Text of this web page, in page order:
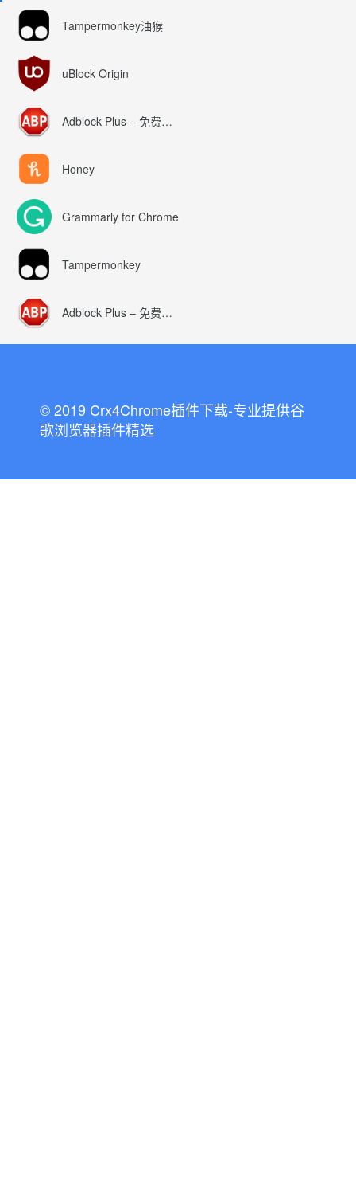
Tampermonkey油猴
uBlock Origin
Adblock Plus – 免费的广告拦截器
Honey
Grammarly for Chrome
Tampermonkey
Adblock Plus – 免费的广告拦截器
© 2019 Crx4Chrome插件下载-专业提供谷
歌浏览器插件精选